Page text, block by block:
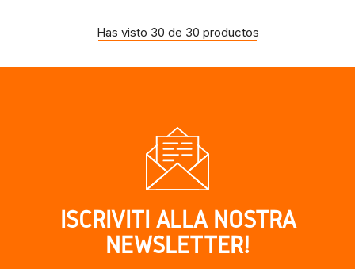
Has visto 30 de 30 productos
ISCRIVITI ALLA NOSTRA
NEWSLETTER!